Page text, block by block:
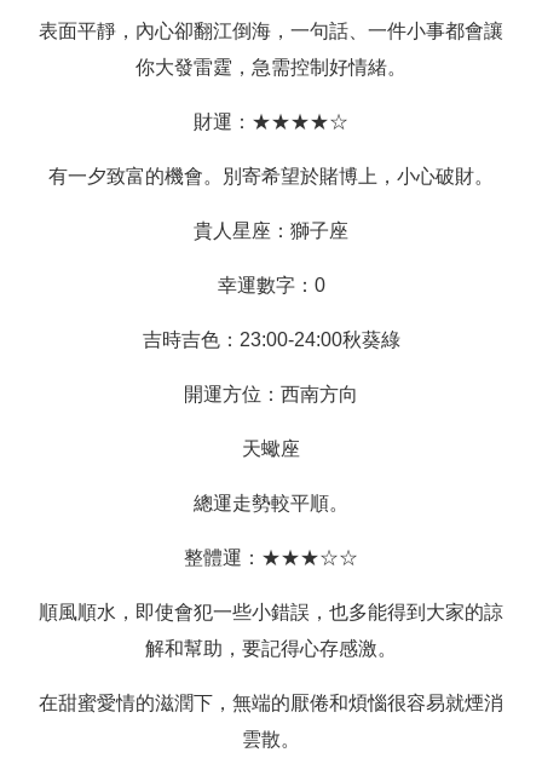
表面平靜，內心卻翻江倒海，一句話、一件小事都會讓
你大發雷霆，急需控制好情緒。
財運：★★★★☆
有一夕致富的機會。別寄希望於賭博上，小心破財。
貴人星座：獅子座
幸運數字：0
吉時吉色：23:00-24:00秋葵綠
開運方位：西南方向
天蠍座
總運走勢較平順。
整體運：★★★☆☆
順風順水，即使會犯一些小錯誤，也多能得到大家的諒
解和幫助，要記得心存感激。
在甜蜜愛情的滋潤下，無端的厭倦和煩惱很容易就煙消
雲散。